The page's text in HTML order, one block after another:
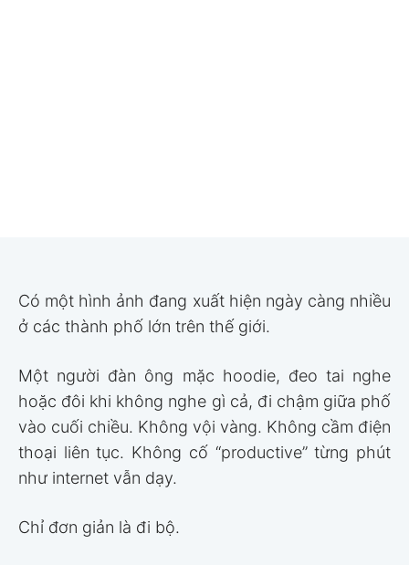
Có một hình ảnh đang xuất hiện ngày càng nhiều
ở các thành phố lớn trên thế giới.
Một người đàn ông mặc hoodie, đeo tai nghe
hoặc đôi khi không nghe gì cả, đi chậm giữa phố
vào cuối chiều. Không vội vàng. Không cầm điện
thoại liên tục. Không cố “productive” từng phút
như internet vẫn dạy.
Chỉ đơn giản là đi bộ.